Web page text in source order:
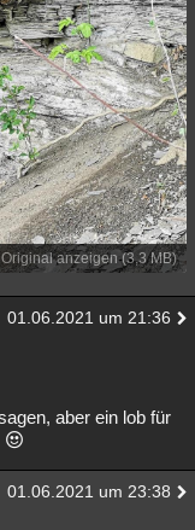
Original anzeigen (3,3 MB)
01.06.2021 um 21:36
aber ein lob für
01.06.2021 um 23:38